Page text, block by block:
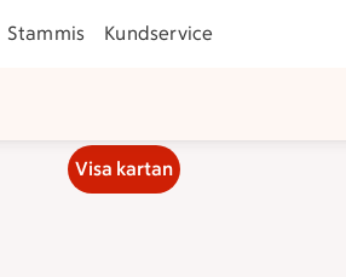
Stammis Kundservice
Visa kartan